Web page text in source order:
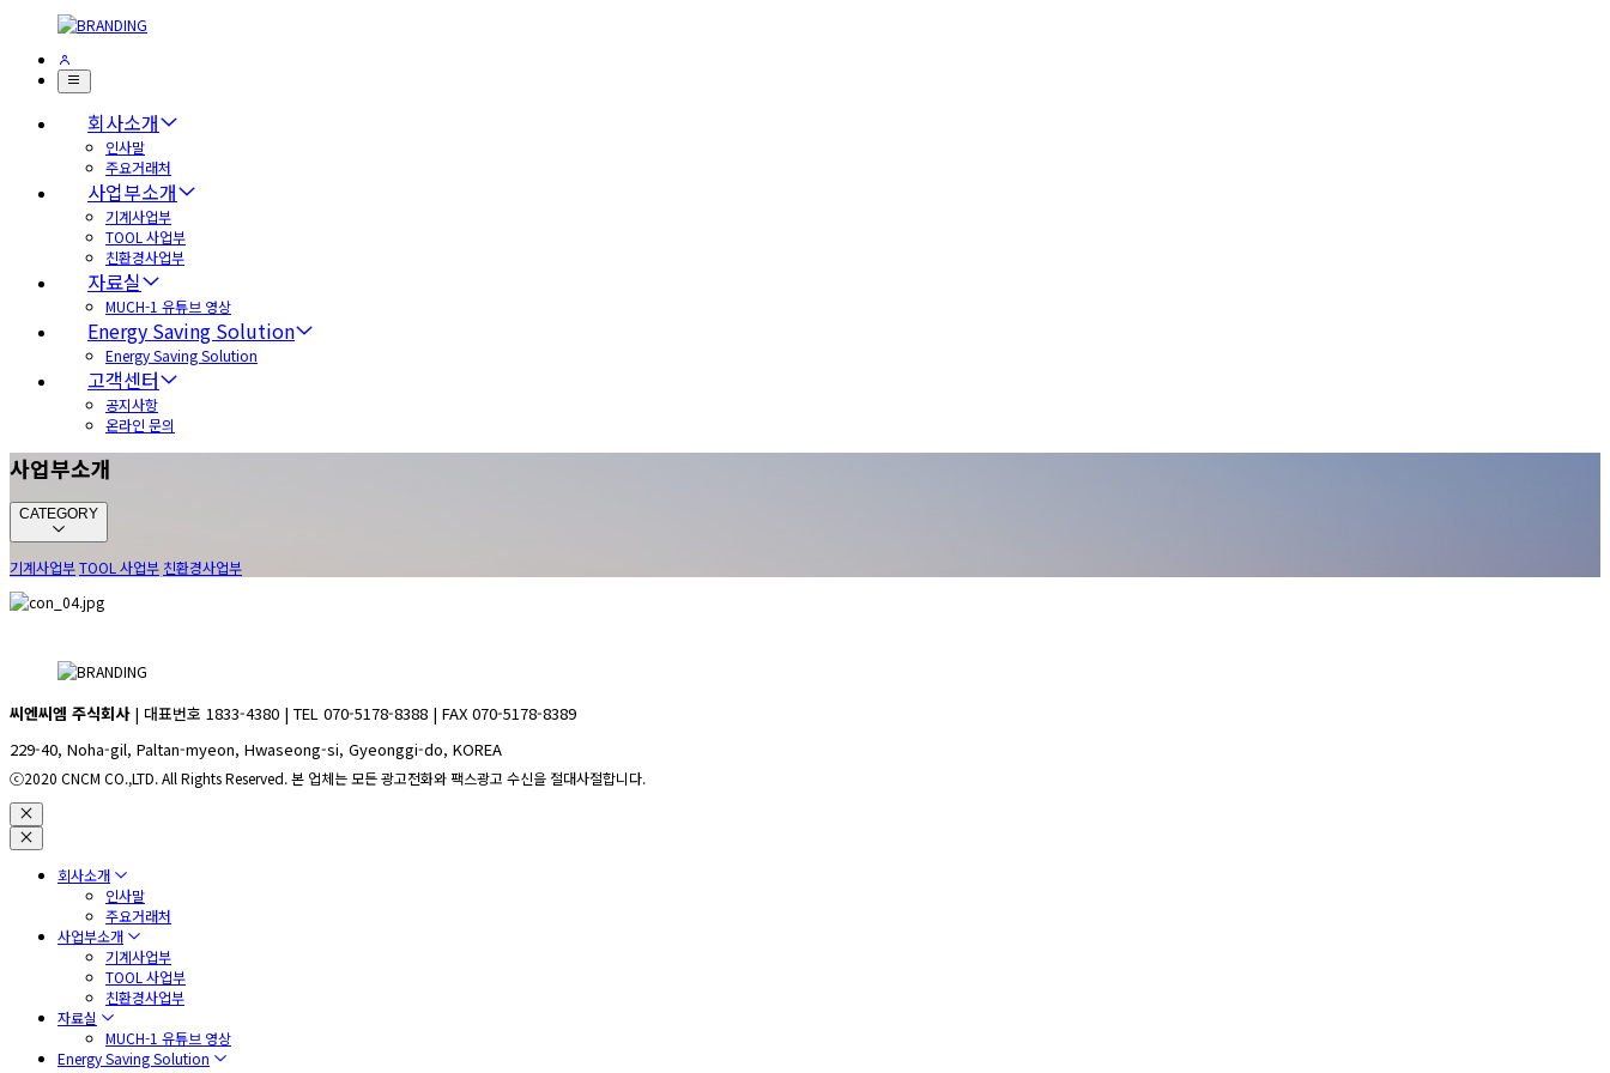
회사소개
인사말
주요거래처
사업부소개
기계사업부
TOOL 사업부
친환경사업부
자료실
MUCH-1 유튜브 영상
Energy Saving Solution
Energy Saving Solution
고객센터
공지사항
온라인 문의
사업부소개
CATEGORY
기계사업부TOOL 사업부 친환경사업부
씨엔씨엠 주식회사| 대표번호 1833-4380 | TEL 070-5178-8388 | FAX 070-5178-8389
229-40, Noha-gil, Paltan-myeon, Hwaseong-si, Gyeonggi-do, KOREA
ⓒ2020 CNCM CO.,LTD. All Rights Reserved. 본 업체는 모든 광고전화와 팩스광고 수신을 절대사절합니다.
회사소개
인사말
주요거래처
사업부소개
기계사업부
TOOL 사업부
친환경사업부
자료실
MUCH-1 유튜브 영상
Energy Saving Solution